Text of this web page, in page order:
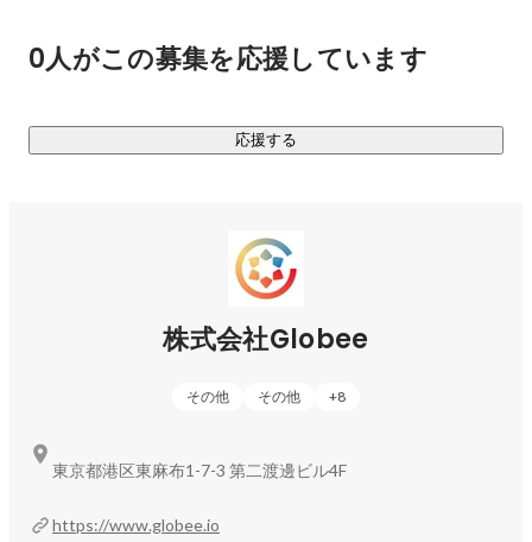
割以上の認知を誇り、現在の登録ユーザー数は600万人を突
破しています。
️◼️ 「abceed」の学校・法人展開とは？
┈┈┈┈┈┈┈┈┈┈┈┈┈┈┈┈┈
toC向けの大きな基盤を持ったことにより、2021年度より全
国の中学・高等学校・法人向けサービスの提案を開始しまし
た。学校向けには教科書や単語帳などの副教材が利用可能な
（abceed for school）をご提案。学校事業においては令和8年
す。
企業向けには研修や福利厚生の一つとしてご利用いただいて
0人がこの募集を応援しています
応援する
株式会社Globee
その他 その他 +8
https://www.globee.io
東京都港区東麻布1-7-3 第二渡邊ビル4F